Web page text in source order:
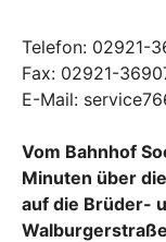
Telefon: 02921-
Fax: 02921-
E-Mail:
Vom Bahnhof
Minuten über
auf die Brüder-